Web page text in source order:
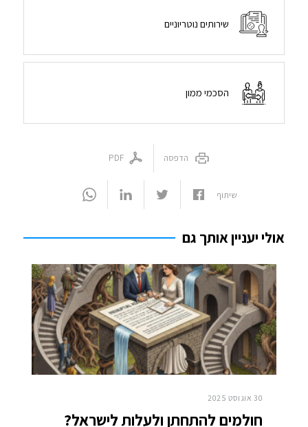
שירותים נוטריוניים
הסכמי ממון
הדפסה PDF
שיתוף
אולי יעניין אותך גם
30 אוגוסט 2025
חולמים להתחתן ולעלות לישראל?